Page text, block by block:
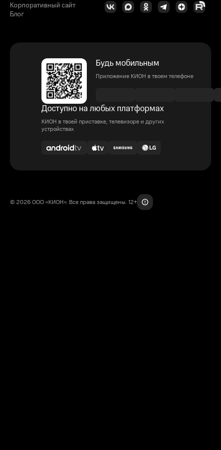
Корпоративный сайт
Блог
Будь мобильным
Приложение КИОН в твоем телефоне
Доступно на любых платформах
КИОН в твоей приставке, телевизоре и других
устройствах
© 2026 ООО «КИОН». Все права защищены. 12+